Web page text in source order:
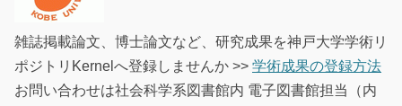
雑誌掲載論文、博士論文など、研究成果を神戸大学学術リ
ポジトリKernelへ登録しませんか >> 学術成果の登録方法
お問い合わせは社会科学系図書館内 電子図書館担当（内